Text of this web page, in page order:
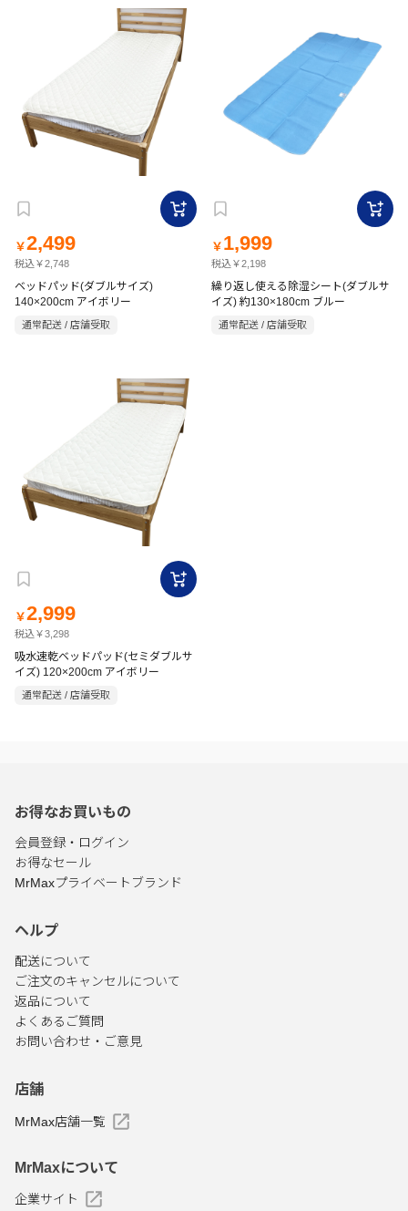
￥2,499
税込￥2,748
ベッドパッド(ダブルサイズ)
140×200cm アイボリー
通常配送 / 店舗受取
￥ 1,999
税込￥2,198
繰り返し使える除湿シート(ダブルサ
イズ) 約130×180cm ブルー
通常配送 / 店舗受取
￥2,999
税込￥3,298
吸水速乾ベッドパッド(セミダブルサ
イズ) 120×200cm アイボリー
通常配送 / 店舗受取
お得なお買いもの
会員登録・ログイン
お得なセール
MrMaxプライベートブランド
ヘルプ
配送について
ご注文のキャンセルについて
返品について
よくあるご質問
お問い合わせ・ご意見
店舗
MrMax店舗一覧
MrMaxについて
企業サイト